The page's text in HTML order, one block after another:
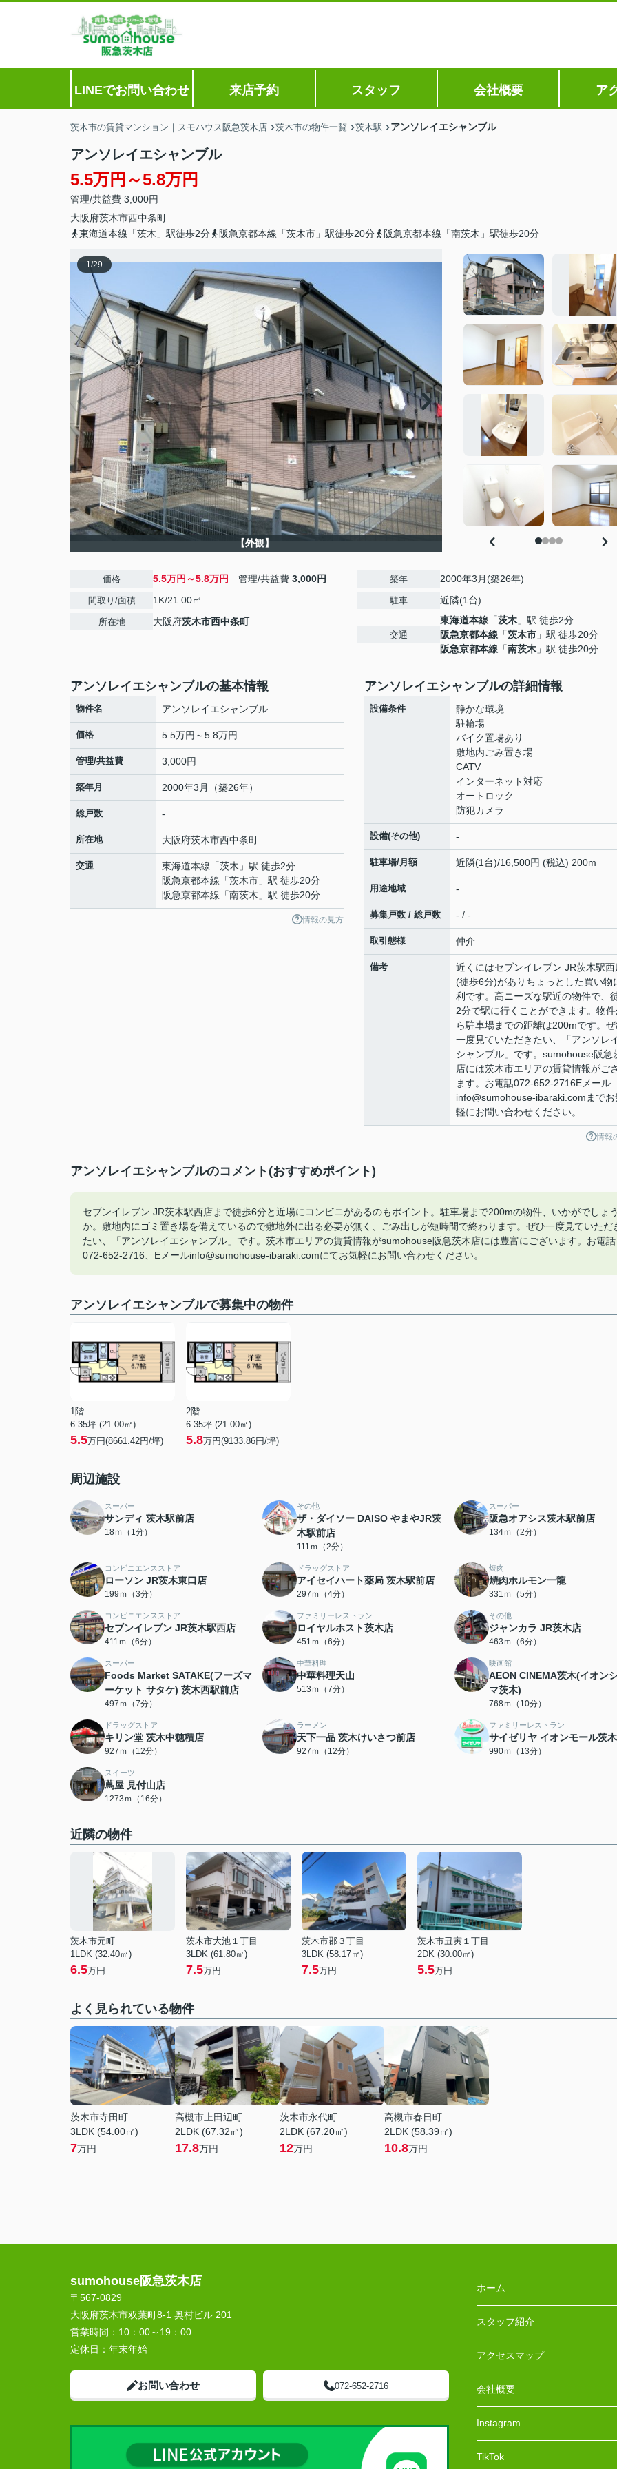
LINEでお問い合わせ 来店予約 スタッフ 会社概要 ア
茨木市の賃貸マンション｜スモハウス阪急茨木店 茨木市の物件一覧 茨木駅 アンソレイエシャンブル
アンソレイエシャンブル
5.5万円～5.8万円
管理/共益費 3,000円
大阪府茨木市西中条町
東海道本線「茨木」駅徒歩2分
阪急京都本線「茨木市」駅徒歩20分 阪急京都本線「南茨木」駅徒歩20分
1/29
【外観】
価格 5.5万円～5.8万円 管理/共益費 3,000円
間取り/面積 1K/21.00㎡
所在地 大阪府茨木市西中条町
築年 2000年3月(築26年)
駐車 近隣(1台)
交通
東海道本線 「茨木 」駅 徒歩2分
阪急京都本線 「茨木市 」駅 徒歩20分
阪急京都本線 「南茨木 」駅 徒歩20分
アンソレイエシャンブルの基本情報
物件名 アンソレイエシャンブル
価格 5.5万円～5.8万円
管理/共益費 3,000円
築年月 2000年3月（築26年）
総戸数 -
所在地 大阪府茨木市西中条町
交通 東海道本線 「茨木 」駅 徒歩2分
阪急京都本線 「茨木市 」駅 徒歩20分
阪急京都本線 「南茨木 」駅 徒歩20分
情報の見方
アンソレイエシャンブルの詳細情報
設備条件
静かな環境
駐輪場
バイク置場あり
敷地内ごみ置き場
CATV
インターネット対応
オートロック
防犯カメラ
設備(その他) -
駐車場/月額 近隣(1台)/16,500円 (税込) 200m
用途地域 -
募集戸数 / 総戸数 - / -
取引態様 仲介
備考
近くにはセブンイレブン JR茨木駅西
(徒歩6分)がありちょっとした買い物
利です。高ニーズな駅近の物件で、
2分で駅に行くことができます。物
ら駐車場までの距離は200mです。
一度見ていただきたい、「アンソレ
シャンブル」です。sumohouse阪急
店には茨木市エリアの賃貸情報がご
ます。お電話072-652-2716Eメール
info@sumohouse-ibaraki.comまでお
軽にお問い合わせください。
情報
アンソレイエシャンブルのコメント(おすすめポイント)
セブンイレブン JR茨木駅西店まで徒歩6分と近場にコンビニがあるのもポイント。駐車場まで200mの物件、いかがでしょ
か。敷地内にゴミ置き場を備えているので敷地外に出る必要が無く、ごみ出しが短時間で終わります。ぜひ一度見ていただ
たい、「アンソレイエシャンブル」です。茨木市エリアの賃貸情報がsumohouse阪急茨木店には豊富にございます。お電話
072-652-2716、Eメールinfo@sumohouse-ibaraki.comにてお気軽にお問い合わせください。
アンソレイエシャンブルで募集中の物件
1階
6.35坪 (21.00㎡)
5.5万円(8661.42円/坪)
2階
6.35坪 (21.00㎡)
5.8万円(9133.86円/坪)
周辺施設
スーパー
サンディ 茨木駅前店
18ｍ（1分）
その他
ザ・ダイソー DAISO やまやJR茨
木駅前店
111ｍ（2分）
スーパー
阪急オアシス茨木駅前店
134ｍ（2分）
コンビニエンスストア
ローソン JR茨木東口店
199ｍ（3分）
ドラッグストア
アイセイハート薬局 茨木駅前店
297ｍ（4分）
焼肉
焼肉ホルモン一龍
331ｍ（5分）
コンビニエンスストア
セブンイレブン JR茨木駅西店
411ｍ（6分）
ファミリーレストラン
ロイヤルホスト茨木店
451ｍ（6分）
その他
ジャンカラ JR茨木店
463ｍ（6分）
スーパー
Foods Market SATAKE(フーズマ
ーケット サタケ) 茨木西駅前店
497ｍ（7分）
中華料理
中華料理天山
513ｍ（7分）
映画館
AEON CINEMA茨木(イオン
マ茨木)
768ｍ（10分）
ドラッグストア
キリン堂 茨木中穂積店
927ｍ（12分）
ラーメン
天下一品 茨木けいさつ前店
927ｍ（12分）
ファミリーレストラン
サイゼリヤ イオンモール茨木
990ｍ（13分）
スイーツ
蔦屋 見付山店
1273ｍ（16分）
近隣の物件
茨木市元町
1LDK (32.40㎡)
6.5万円
茨木市大池１丁目
3LDK (61.80㎡)
7.5万円
茨木市郡３丁目
3LDK (58.17㎡)
7.5万円
茨木市丑寅１丁目
2DK (30.00㎡)
5.5万円
よく見られている物件
茨木市寺田町
3LDK (54.00㎡)
7万円
高槻市上田辺町
2LDK (67.32㎡)
17.8万円
茨木市永代町
2LDK (67.20㎡)
12万円
高槻市春日町
2LDK (58.39㎡)
10.8万円
sumohouse阪急茨木店
〒567-0829
大阪府茨木市双葉町8-1 奥村ビル 201
営業時間： 10：00～19：00
定休日： 年末年始
お問い合わせ 072-652-2716
ホーム
スタッフ紹介
アクセスマップ
会社概要
Instagram
TikTok